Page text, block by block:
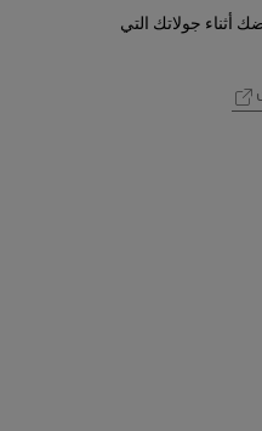
أثناء جولاتك التي